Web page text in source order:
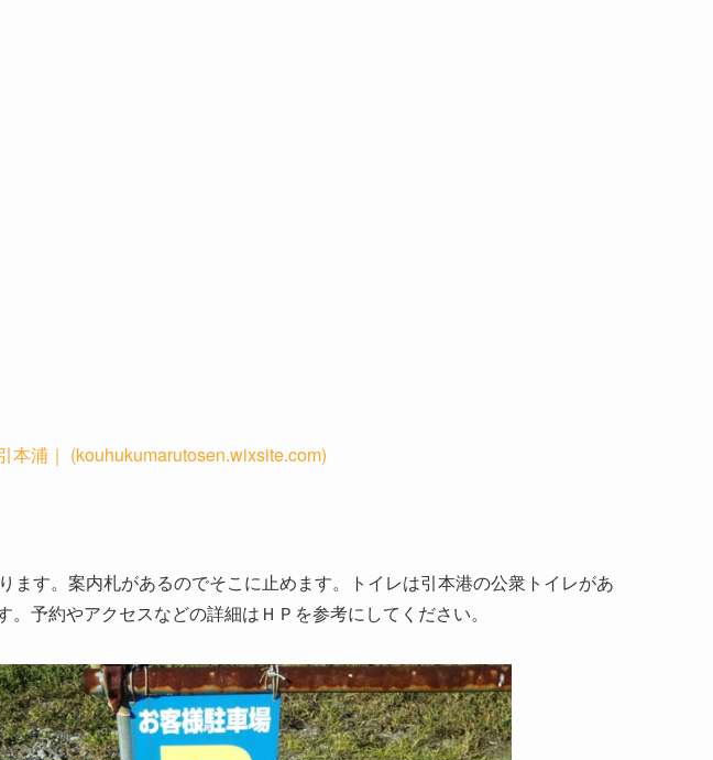
本浦｜ (kouhukumarutosen.wixsite.com)
ます。案内札があるのでそこに止めます。トイレは引本港の公衆トイレがあ
予約やアクセスなどの詳細はＨＰを参考にしてください。